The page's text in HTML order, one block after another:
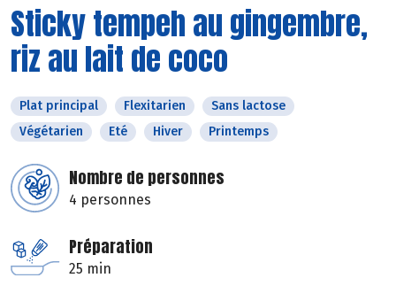
Sticky tempeh au gingembre,
riz au lait de coco
Plat principal Flexitarien
Sans lactose
Végétarien
Eté Hiver Printemps
Nombre de personnes
4 personnes
Préparation
25 min